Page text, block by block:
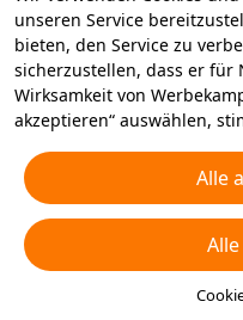
unseren Service
bieten, den Service zu
sicherzustellen, dass er
Wirksamkeit von
akzeptieren“ auswählen,
ähnliche Technologien für
speichern. Alternativ
nicht notwendige Cookies
Arten von Cookies Sie
indem Sie unten oder
Datenschutzeinstellungen
Alle